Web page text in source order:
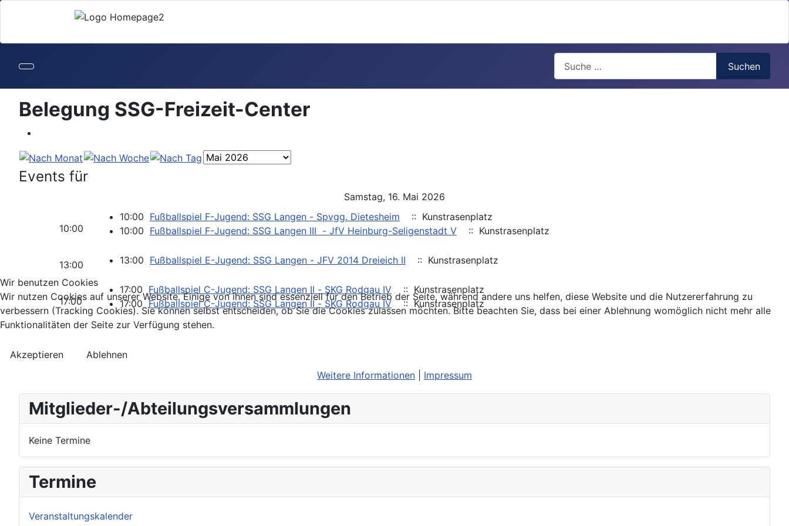
Suchen
Mitglieder-/Abteilungsversammlungen
Keine Termine
Termine
Veranstaltungskalender
Belegung SSG-Freizeit-Center
Events für
Samstag, 16. Mai 2026
10:00
10:00 Fußballspiel F-Jugend: SSG Langen - Spvgg. Dietesheim
:: Kunstrasenplatz
10:00 Fußballspiel F-Jugend: SSG Langen III - JfV Heinburg-Seligenstadt V :: Kunstrasenplatz
13:00 13:00 Fußballspiel E-Jugend: SSG Langen - JFV 2014 Dreieich II :: Kunstrasenplatz
17:00
17:00 Fußballspiel C-Jugend: SSG Langen II - SKG Rodgau IV
:: Kunstrasenplatz
17:00 Fußballspiel C-Jugend: SSG Langen II - SKG Rodgau IV :: Kunstrasenplatz
Wir benutzen Cookies
Wir nutzen Cookies auf unserer Website. Einige von ihnen sind essenziell für den Betrieb der Seite, während andere uns helfen, diese Website und die Nutzererfahrung zu
verbessern (Tracking Cookies). Sie können selbst entscheiden, ob Sie die Cookies zulassen möchten. Bitte beachten Sie, dass bei einer Ablehnung womöglich nicht mehr alle
Funktionalitäten der Seite zur Verfügung stehen.
Akzeptieren
Ablehnen
Weitere Informationen
Impressum